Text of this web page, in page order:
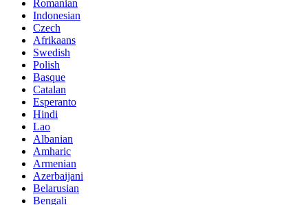
Romanian
Indonesian
Czech
Afrikaans
Swedish
Polish
Basque
Catalan
Esperanto
Hindi
Lao
Albanian
Amharic
Armenian
Azerbaijani
Belarusian
Bengali